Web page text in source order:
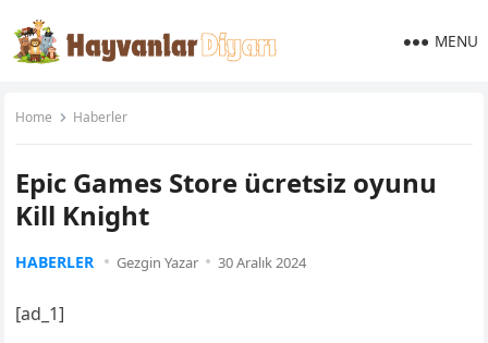
MENU
Home Haberler
Epic Games Store ücretsiz oyunu
Kill Knight
HABERLER Gezgin Yazar 30 Aralık 2024
[ad_1]